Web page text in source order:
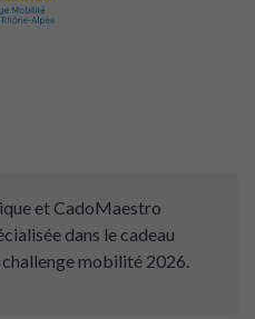
et CadoMaestro
dans le cadeau
mobilité 2026.